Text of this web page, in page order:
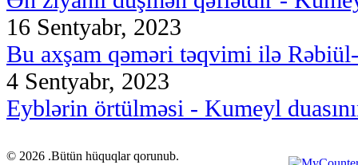
16 Sentyabr, 2023
Bu axşam qəməri təqvimi ilə
4 Sentyabr, 2023
Eyblərin örtülməsi - Kumeyl
© 2026 .Bütün hüquqlar qorunub.